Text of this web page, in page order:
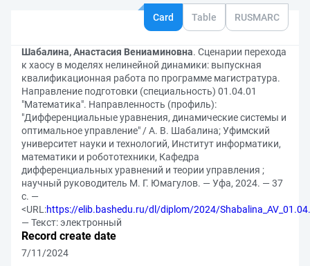
Card Table RUSMARC
Шабалина, Анастасия Вениаминовна. Сценарии перехода
к хаосу в моделях нелинейной динамики: выпускная
квалификационная работа по программе магистратура.
Направление подготовки (специальность) 01.04.01
"Математика". Направленность (профиль):
"Дифференциальные уравнения, динамические системы и
оптимальное управление" / А. В. Шабалина; Уфимский
университет науки и технологий, Институт информатики,
математики и робототехники, Кафедра
дифференциальных уравнений и теории управления ;
научный руководитель М. Г. Юмагулов. — Уфа, 2024. — 37
с. —
<URL:https://elib.bashedu.ru/dl/diplom/2024/
— Текст: электронный
Record create date
7/11/2024